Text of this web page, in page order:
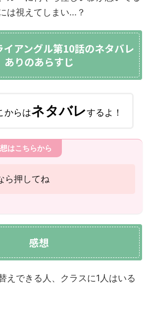
は視えてしまい...？
イアングル第10話のネタバレ
ありのあらすじ
からはネタバレするよ！
はこちらから
ら押してね
感想
えできる人、クラスに1人はいる